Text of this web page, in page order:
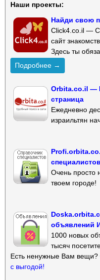
Наши проекты:
Найди свою
Click4.co.il —
сайт
Здесь ты
Подробнее →
Orbita.co.il —
страница
Ежедневно
израильтян
Очень просто
твоем городе!
объявлений
1000 новых
тысяч
Есть ненужные Вам вещи?
с выгодой!